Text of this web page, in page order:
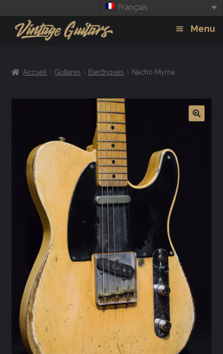
Français
Menu
Amplis
Effets
Accueil Guitares Electriques Nacho Myrna